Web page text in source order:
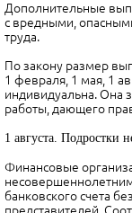
Дополнительные
с вредными,
труда.
По закону размер
1 февраля, 1 мая, 1
индивидуальна. Она
работы, дающего
1 августа. Подростки
Финансовые
банковского счета